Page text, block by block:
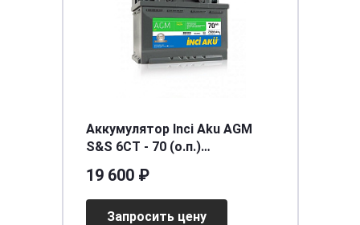
Аккумулятор Inci Aku AGM
S&S 6СТ - 70 (о.п.)
19 600 ₽
Запросить цену